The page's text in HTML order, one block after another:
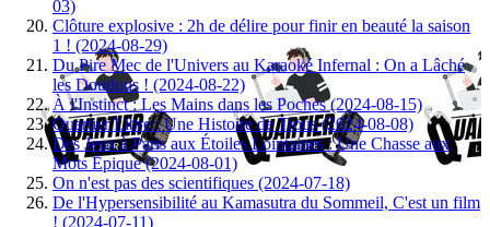
03)
Clôture explosive : 2h de délire pour finir en beauté la saison
1 ! (2024-08-29)
Du Pire Mec de l'Univers au Karaoké Infernal : On a Lâché
les Doudous ! (2024-08-22)
À l'Instinct : Les Mains dans les Poches (2024-08-15)
Quartier Libre : Une Histoire de Trous (2024-08-08)
Des Jeux à Paris aux Étoiles Lointaines : Une Chasse aux
Mots Épique (2024-08-01)
On n'est pas des scientifiques (2024-07-18)
De l'Hypersensibilité au Kamasutra du Sommeil, C'est un film
! (2024-07-11)